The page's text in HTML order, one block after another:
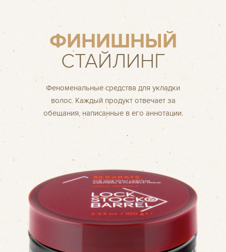
ФИНИШНЫЙ
СТАЙЛИНГ
Феноменальные средства для укладки
волос. Каждый продукт отвечает за
обещания, написанные в его аннотации.